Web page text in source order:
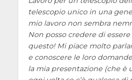
telescopio unico in una
mio lavoro non sembra
Non posso credere di
questo! Mi piace molto
e conoscere le loro
la mia presentazione (che è